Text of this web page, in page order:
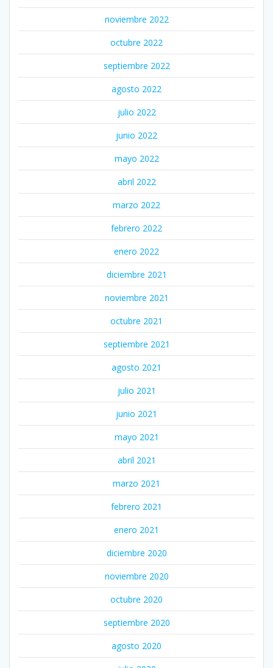
noviembre 2022
octubre 2022
septiembre 2022
agosto 2022
julio 2022
junio 2022
mayo 2022
abril 2022
marzo 2022
febrero 2022
enero 2022
diciembre 2021
noviembre 2021
octubre 2021
septiembre 2021
agosto 2021
julio 2021
junio 2021
mayo 2021
abril 2021
marzo 2021
febrero 2021
enero 2021
diciembre 2020
noviembre 2020
octubre 2020
septiembre 2020
agosto 2020